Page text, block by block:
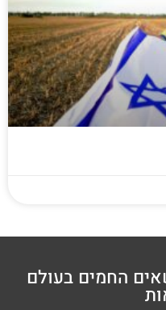
החמים בעולם